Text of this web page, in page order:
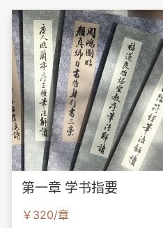
第一章 学书指要
￥320/章